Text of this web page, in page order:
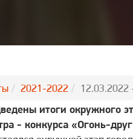
2021-2022
12.03.2022
итоги окружного
- конкурса «Огонь-